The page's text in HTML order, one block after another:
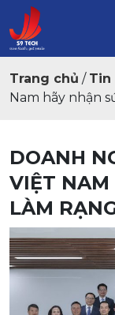
Trang chủ / Tin
Nam hãy nhận
DOANH
VIỆT NAM
LÀM